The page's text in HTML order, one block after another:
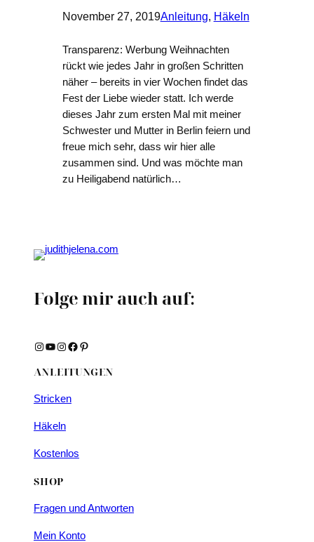
November 27, 2019Anleitung, Häkeln
Transparenz: Werbung Weihnachten
rückt wie jedes Jahr in großen Schritten
näher – bereits in vier Wochen findet das
Fest der Liebe wieder statt. Ich werde
dieses Jahr zum ersten Mal mit meiner
Schwester und Mutter in Berlin feiern und
freue mich sehr, dass wir hier alle
zusammen sind. Und was möchte man
zu Heiligabend natürlich…
Folge mir auch auf:
Instagram YouTube Instagram Facebook Pinterest
ANLEITUNGEN
Stricken
Häkeln
Kostenlos
SHOP
Fragen und Antworten
Mein Konto